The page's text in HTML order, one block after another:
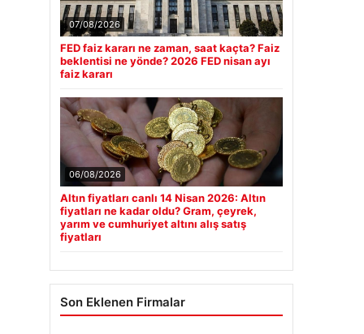
07/08/2026
FED faiz kararı ne zaman, saat kaçta? Faiz
beklentisi ne yönde? 2026 FED nisan ayı
faiz kararı
06/08/2026
Altın fiyatları canlı 14 Nisan 2026: Altın
fiyatları ne kadar oldu? Gram, çeyrek,
yarım ve cumhuriyet altını alış satış
fiyatları
Son Eklenen Firmalar